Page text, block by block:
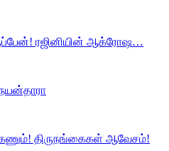
ரஜினியின் ஆக்ரோஷ…
திருநங்கைகள் ஆவேசம்!